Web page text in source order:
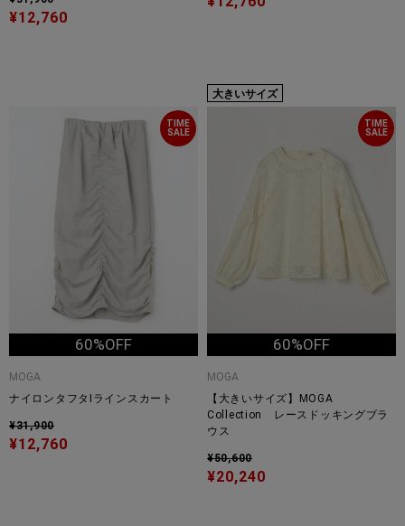
¥12,760
TIME
SALE
60%OFF
MOGA
ナイロンタフタIラインスカート
¥31,900
¥12,760
大きいサイズ
TIME
SALE
60%OFF
MOGA
【大きいサイズ】MOGA
Collection レースドッキングブラ
ウス
¥50,600
¥20,240